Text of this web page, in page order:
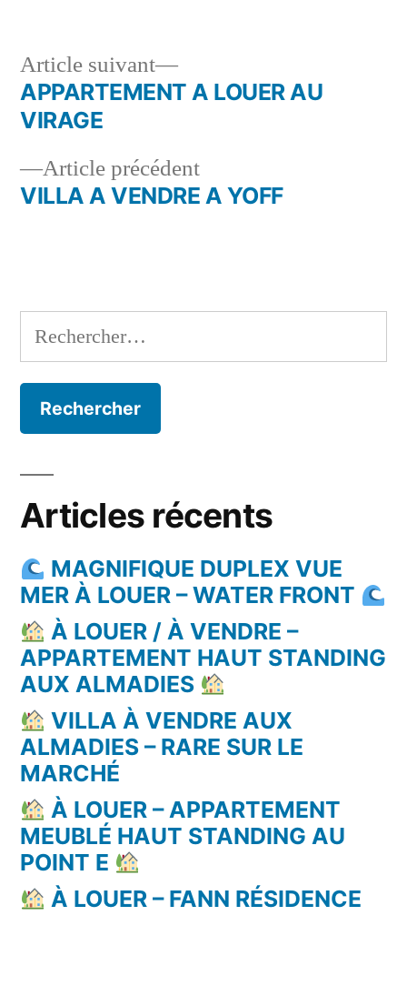
Navigation
l’article
Article précédentArticle
précédent :
VILLA A VENDRE A YOFF
Article suivant
Article
suivant :
APPARTEMENT A LOUER AU
VIRAGE
Rechercher :
Articles récents
MAGNIFIQUE DUPLEX VUE
MER À LOUER – WATER FRONT
À LOUER / À VENDRE –
APPARTEMENT HAUT STANDING
AUX ALMADIES
VILLA À VENDRE AUX
ALMADIES – RARE SUR LE
MARCHÉ
À LOUER – APPARTEMENT
MEUBLÉ HAUT STANDING AU
POINT E
À LOUER – FANN RÉSIDENCE